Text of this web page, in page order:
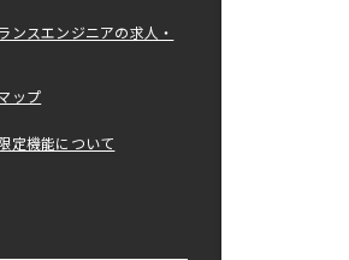
ンスエンジニアの求人・
ップ
定機能について